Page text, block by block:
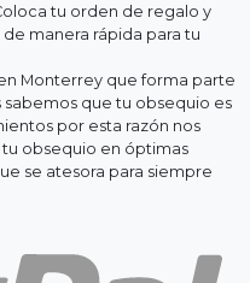
tu orden de regalo y
manera rápida para tu
Monterrey que forma parte
que tu obsequio es
por esta razón nos
obsequio en óptimas
se atesora para siempre